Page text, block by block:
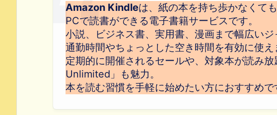
Amazon Kindleは、紙の本を持ち歩かなくて
PCで読書ができる電子書籍サービスです。
小説、ビジネス書、実用書、漫画まで幅広いジ
通勤時間やちょっとした空き時間を有効に使え
定期的に開催されるセールや、対象本が読み
Unlimited」も魅力。
本を読む習慣を手軽に始めたい方におすすめで